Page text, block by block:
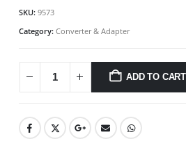
SKU: 9573
Category: Converter & Adapter
ADD TO CART